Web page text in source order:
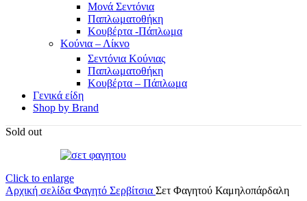
Μονά Σεντόνια
Παπλωματοθήκη
Κουβέρτα -Πάπλωμα
Κούνια – Λίκνο
Σεντόνια Κούνιας
Παπλωματοθήκη
Κουβέρτα – Πάπλωμα
Γενικά είδη
Shop by Brand
Sold out
Click to enlarge
Αρχική σελίδα Φαγητό Σερβίτσια Σετ Φαγητού Καμηλοπάρδαλη